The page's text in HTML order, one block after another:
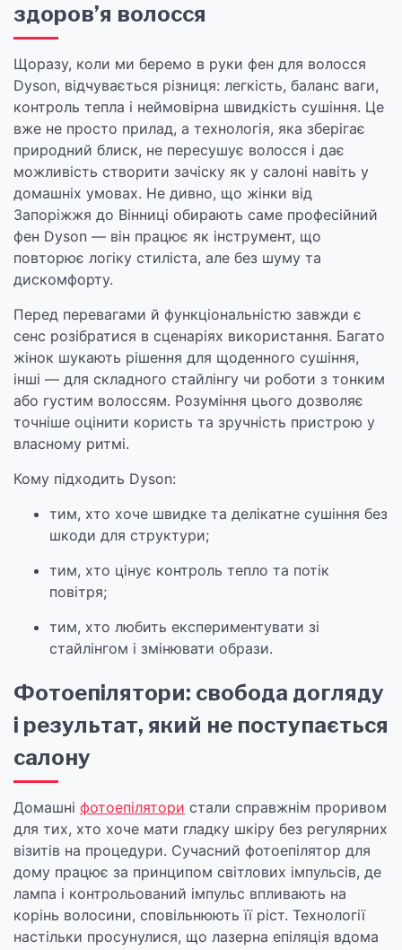
здоров’я волосся
Щоразу, коли ми беремо в руки фен для волосся
Dyson, відчувається різниця: легкість, баланс ваги,
контроль тепла і неймовірна швидкість сушіння. Це
вже не просто прилад, а технологія, яка зберігає
природний блиск, не пересушує волосся і дає
можливість створити зачіску як у салоні навіть у
домашніх умовах. Не дивно, що жінки від
Запоріжжя до Вінниці обирають саме професійний
фен Dyson — він працює як інструмент, що
повторює логіку стиліста, але без шуму та
дискомфорту.
Перед перевагами й функціональністю завжди є
сенс розібратися в сценаріях використання. Багато
жінок шукають рішення для щоденного сушіння,
інші — для складного стайлінгу чи роботи з тонким
або густим волоссям. Розуміння цього дозволяє
точніше оцінити користь та зручність пристрою у
власному ритмі.
Кому підходить Dyson:
тим, хто хоче швидке та делікатне сушіння без
шкоди для структури;
тим, хто цінує контроль тепло та потік
повітря;
тим, хто любить експериментувати зі
стайлінгом і змінювати образи.
Фотоепілятори: свобода догляду
і результат, який не поступається
салону
Домашні фотоепілятори стали справжнім проривом
для тих, хто хоче мати гладку шкіру без регулярних
візитів на процедури. Сучасний фотоепілятор для
дому працює за принципом світлових імпульсів, де
лампа і контрольований імпульс впливають на
корінь волосини, сповільнюють її ріст. Технології
настільки просунулися, що лазерна епіляція вдома